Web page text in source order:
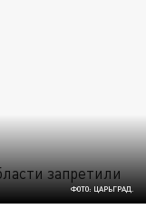
ФОТО: ЦАРЬГРАД.